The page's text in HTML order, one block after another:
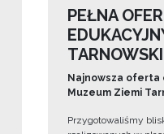
PEŁNA
Najnowsza oferta
Muzeum Ziemi
Przygotowaliśmy